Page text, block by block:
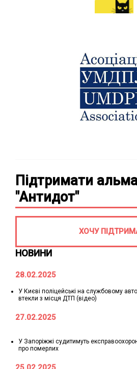
НОВИНИ
28.02.2025
У Києві поліцейські на службовому
втекли з місця ДТП (відео)
27.02.2025
У Запоріжжі судитимуть
про померлих
Підтримати
"Антидот"
ХОЧУ